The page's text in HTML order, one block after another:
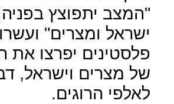
"המצב יתפוצץ
ישראל ומצרים"
פלסטינים יפרצו את
של מצרים וישראל,
לאלפי הרוגים.